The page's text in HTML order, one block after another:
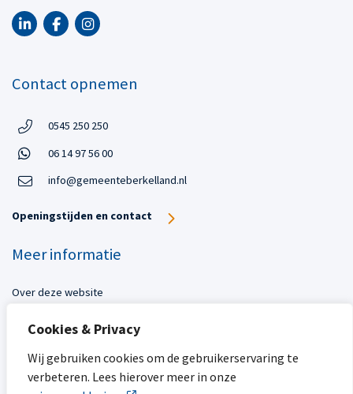
Cookies & Privacy
Wij gebruiken cookies om de gebruikerservaring te
verbeteren. Lees hierover meer in onze
LinkedIn van Gemeente Berkelland, opent in nieuw tabblad
Facebook van Gemeente Berkelland, opent in nieuw
Contact opnemen
Telefoon
Telefoon:
0545 250 250
Open in WhatsApp:
Open in WhatsApp:
06 14 97 56 00
info@gemeenteberkelland.nl
Openingstijden en contact
Meer informatie
Over deze website
Privacy
Sitemap
Mijn gemeente